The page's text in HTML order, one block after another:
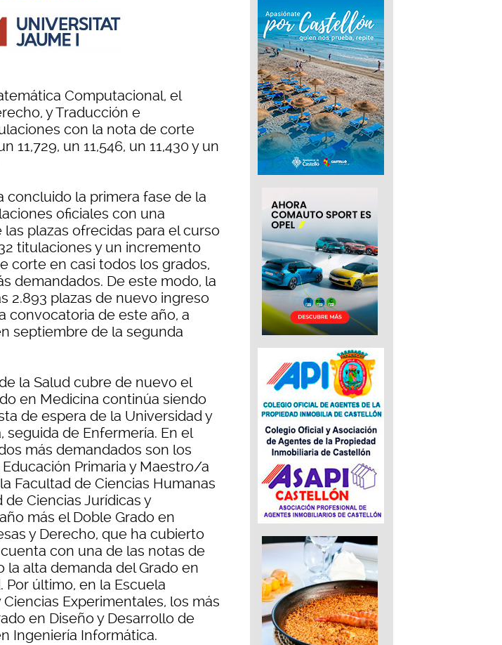
Computacional, el
y Traducción e
con la nota de corte
11,729, un 11,546, un 11,430 y un
concluido la primera fase de la
oficiales con una
las plazas ofrecidas para el curso
titulaciones y un incremento
corte en casi todos los grados,
demandados. De este modo, la
2.893 plazas de nuevo ingreso
convocatoria de este año, a
septiembre de la segunda
la Salud cubre de nuevo el
en Medicina continúa siendo
de espera de la Universidad y
seguida de Enfermería. En el
más demandados son los
Primaria y Maestro/a
Facultad de Ciencias Humanas
Ciencias Jurídicas y
más el Doble Grado en
y Derecho, que ha cubierto
con una de las notas de
la alta demanda del Grado en
Por último, en la Escuela
Experimentales, los más
en Diseño y Desarrollo de
Ingeniería Informática.